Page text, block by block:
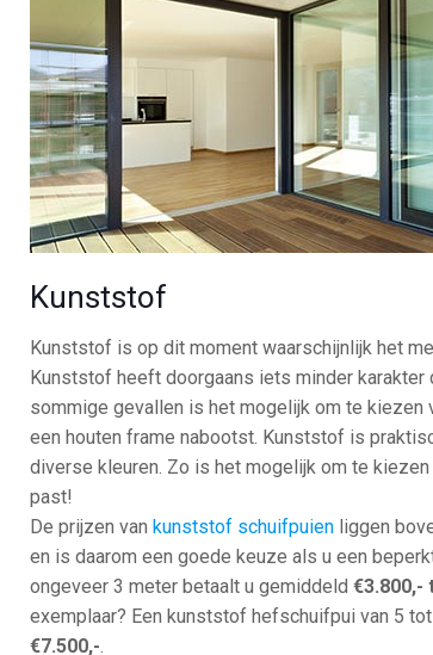
Kunststof
Kunststof is op dit moment waarschijnlijk het
Kunststof heeft doorgaans iets minder karakter
sommige gevallen is het mogelijk om te
een houten frame nabootst. Kunststof is
diverse kleuren. Zo is het mogelijk om te
past!
De prijzen vankunststof schuifpuien liggen
en is daarom een goede keuze als u een
ongeveer 3 meter betaalt u gemiddeld€3.800,-
exemplaar? Een kunststof hefschuifpui van 5
€7.500,-